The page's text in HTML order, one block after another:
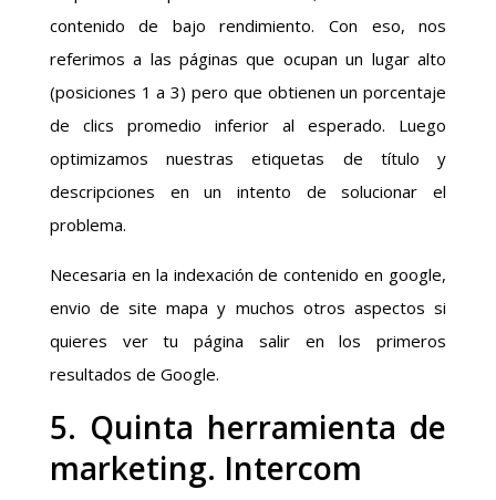
contenido de bajo rendimiento. Con eso, nos
referimos a las páginas que ocupan un lugar alto
(posiciones 1 a 3) pero que obtienen un porcentaje
de clics promedio inferior al esperado. Luego
optimizamos nuestras etiquetas de título y
descripciones en un intento de solucionar el
problema.
Necesaria en la indexación de contenido en google,
envio de site mapa y muchos otros aspectos si
quieres ver tu página salir en los primeros
resultados de Google.
5. Quinta herramienta de
marketing. Intercom